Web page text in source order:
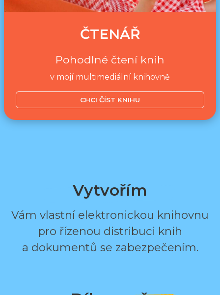
ČTENÁŘ
Pohodlné čtení knih
v mojí multimediální knihovně
CHCI ČÍST KNIHU
Vytvořím
Vám vlastní elektronickou knihovnu
pro řízenou distribuci knih
a dokumentů se zabezpečením.